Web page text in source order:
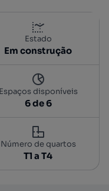
Estado
Em construção
Espaços disponíveis
6 de 6
Número de quartos
T1 a T4